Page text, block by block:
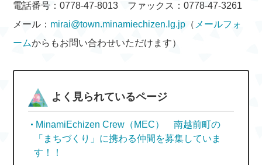
電話番号：0778-47-8013 ファックス：0778-47-3261
メール： mirai@town.minamiechizen.lg.jp （ メールフォ
ームからもお問い合わせいただけます）
よく見られているページ
MinamiEchizen Crew（MEC） 南越前町の
「まちづくり」に携わる仲間を募集していま
す！！